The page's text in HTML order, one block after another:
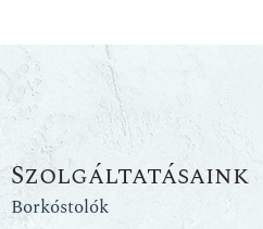
Szolgáltatásaink
Borkóstolók